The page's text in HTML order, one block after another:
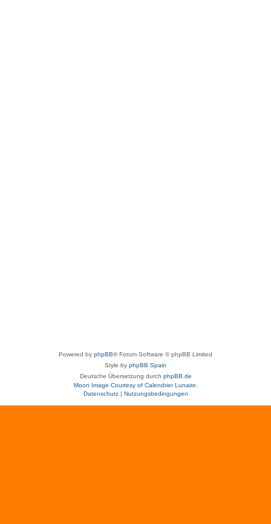
Powered by phpBB® Forum Software © phpBB Limited
Style by phpBB Spain
Deutsche Übersetzung durch phpBB.de
Moon Image Courtesy of Calendrier Lunaire.
Datenschutz| Nutzungsbedingungen